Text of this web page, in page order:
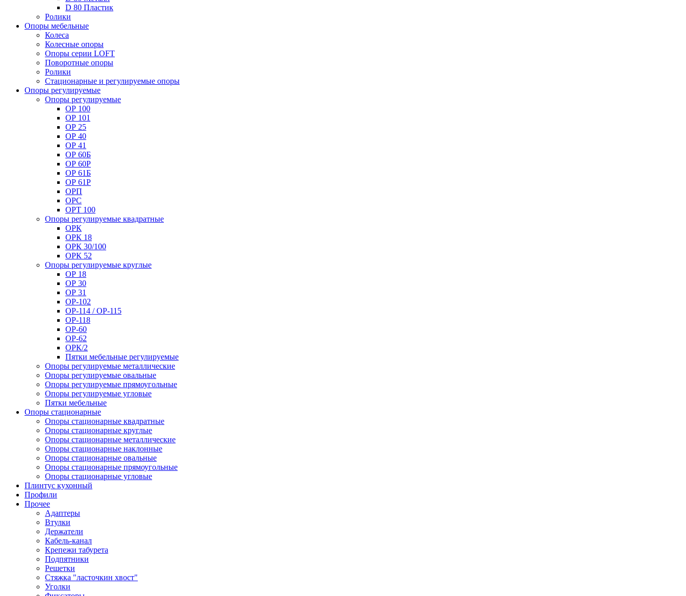
D 80 Пластик
Ролики
Опоры мебельные
Колеса
Колесные опоры
Опоры серии LOFT
Поворотные опоры
Ролики
Стационарные и регулируемые опоры
Опоры регулируемые
Опоры регулируемые
ОР 100
ОР 101
ОР 25
ОР 40
ОР 41
ОР 60Б
ОР 60Р
ОР 61Б
ОР 61Р
ОРП
ОРС
ОРТ 100
Опоры регулируемые квадратные
ОРК
ОРК 18
ОРК 30/100
ОРК 52
Опоры регулируемые круглые
ОР 18
ОР 30
ОР 31
ОР-102
ОР-114 / ОР-115
ОР-118
ОР-60
ОР-62
ОРК/2
Пятки мебельные регулируемые
Опоры регулируемые металлические
Опоры регулируемые овальные
Опоры регулируемые прямоугольные
Опоры регулируемые угловые
Пятки мебельные
Опоры стационарные
Опоры стационарные квадратные
Опоры стационарные круглые
Опоры стационарные металлические
Опоры стационарные наклонные
Опоры стационарные овальные
Опоры стационарные прямоугольные
Опоры стационарные угловые
Плинтус кухонный
Профили
Прочее
Адаптеры
Втулки
Держатели
Кабель-канал
Крепежи табурета
Подпятники
Решетки
Стяжка "ласточкин хвост"
Уголки